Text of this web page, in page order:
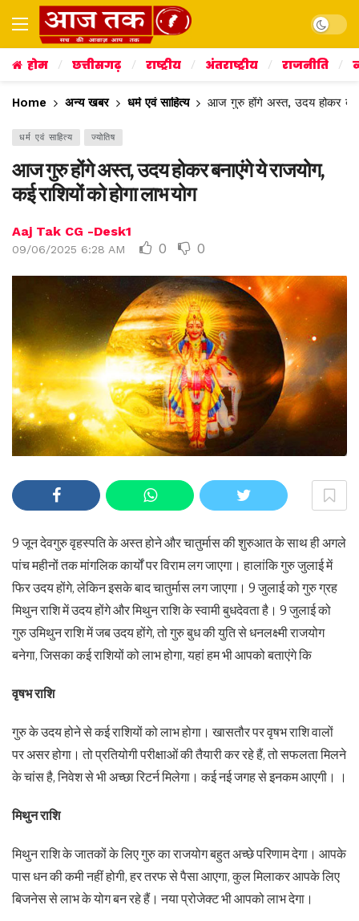
Dark
होम छत्तीसगढ़ राष्ट्रीय अंतराष्ट्रीय राजनीति
Home अन्य खबर धर्म एवं साहित्य आज गुरु होंगे अस्त, उदय होकर
धर्म एवं साहित्य ज्योतिष
आज गुरु होंगे अस्त, उदय होकर बनाएंगे ये राजयोग,
कई राशियों को होगा लाभ योग
Aaj Tak CG -Desk1
09/06/2025 6:28 AM 0 0
9 जून देवगुरु वृहस्पति के अस्त होने और चातुर्मास की शुरुआत के साथ ही अगले
पांच महीनों तक मांगलिक कार्यों पर विराम लग जाएगा। हालांकि गुरु जुलाई में
फिर उदय होंगे, लेकिन इसके बाद चातुर्मास लग जाएगा। 9 जुलाई को गुरु ग्रह
मिथुन राशि में उदय होंगे और मिथुन राशि के स्वामी बुधदेवता है। 9 जुलाई को
गुरु उमिथुन राशि में जब उदय होंगे, तो गुरु बुध की युति से धनलक्ष्मी राजयोग
बनेगा, जिसका कई राशियों को लाभ होगा, यहां हम भी आपको बताएंगे कि
वृषभ राशि
गुरु के उदय होने से कई राशियों को लाभ होगा। खासतौर पर वृषभ राशि वालों
पर असर होगा। तो प्रतियोगी परीक्षाओं की तैयारी कर रहे हैं, तो सफलता मिलने
के चांस है, निवेश से भी अच्छा रिटर्न मिलेगा। कई नई जगह से इनकम आएगी। ।
मिथुन राशि
मिथुन राशि के जातकों के लिए गुरु का राजयोग बहुत अच्छे परिणाम देगा। आपके
पास धन की कमी नहीं होगी, हर तरफ से पैसा आएगा, कुल मिलाकर आपके लिए
बिजनेस से लाभ के योग बन रहे हैं। नया प्रोजेक्ट भी आपको लाभ देगा।